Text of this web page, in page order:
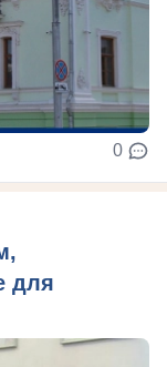
0
для